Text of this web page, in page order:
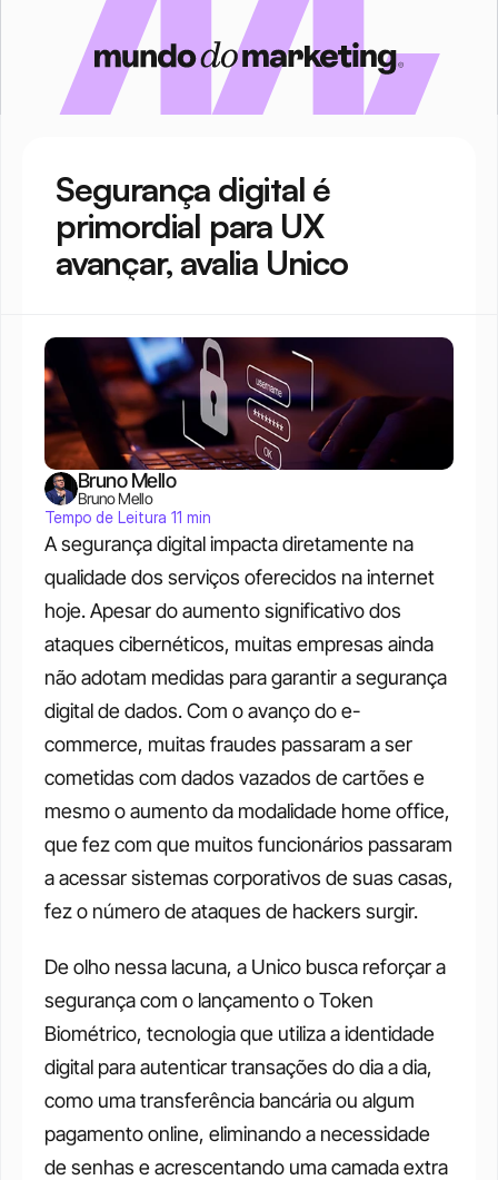
Segurança digital é
primordial para UX
avançar, avalia Unico
A segurança digital impacta diretamente na
qualidade dos serviços oferecidos na internet
hoje. Apesar do aumento significativo dos
ataques cibernéticos, muitas empresas ainda
não adotam medidas para garantir a segurança
digital de dados. Com o avanço do e-
commerce, muitas fraudes passaram a ser
cometidas com dados vazados de cartões e
mesmo o aumento da modalidade home office,
que fez com que muitos funcionários passaram
a acessar sistemas corporativos de suas casas,
fez o número de ataques de hackers surgir.
De olho nessa lacuna, a Unico busca reforçar a
segurança com o lançamento o Token
Biométrico, tecnologia que utiliza a identidade
digital para autenticar transações do dia a dia,
como uma transferência bancária ou algum
pagamento online, eliminando a necessidade
de senhas e acrescentando uma camada extra
Bruno Mello
Bruno Mello
Tempo de Leitura 11 min